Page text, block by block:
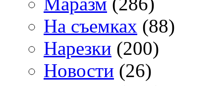
На съемках (88)
Нарезки (200)
Новости (26)